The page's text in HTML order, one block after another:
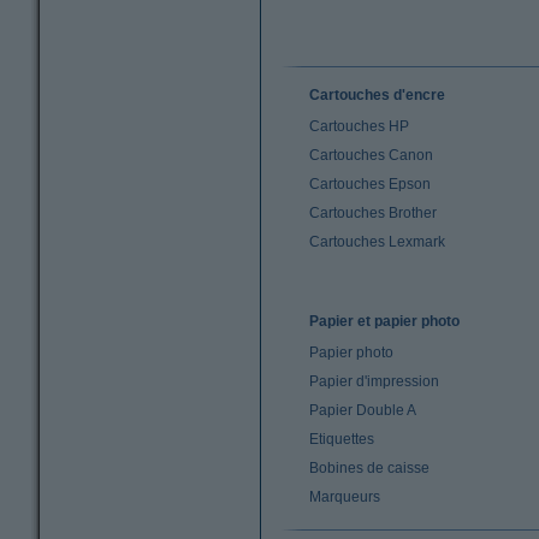
Cartouches d'encre
Cartouches HP
Cartouches Canon
Cartouches Epson
Cartouches Brother
Cartouches Lexmark
Papier et papier photo
Papier photo
Papier d'impression
Papier Double A
Etiquettes
Bobines de caisse
Marqueurs